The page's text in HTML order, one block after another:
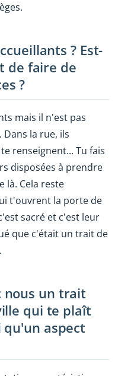
? Est-
de faire de
?
mais il n'est pas
la rue, ils
renseignent... Tu fais
disposées à prendre
là. Cela reste
t'ouvrent la porte de
sacré et c'est leur
que c'était un trait de
nous un trait
qui te plaît
aspect